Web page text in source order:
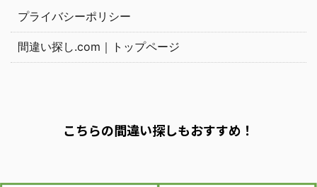
プライバシーポリシー
間違い探し.com｜トップページ
こちらの間違い探しもおすすめ！